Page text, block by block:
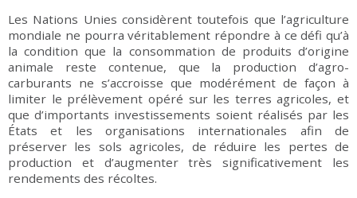
Les Nations Unies considèrent toutefois que l’agriculture
mondiale ne pourra véritablement répondre à ce défi qu’à
la condition que la consommation de produits d’origine
animale reste contenue, que la production d’agro-
carburants ne s’accroisse que modérément de façon à
limiter le prélèvement opéré sur les terres agricoles, et
que d’importants investissements soient réalisés par les
États et les organisations internationales afin de
préserver les sols agricoles, de réduire les pertes de
production et d’augmenter très significativement les
rendements des récoltes.